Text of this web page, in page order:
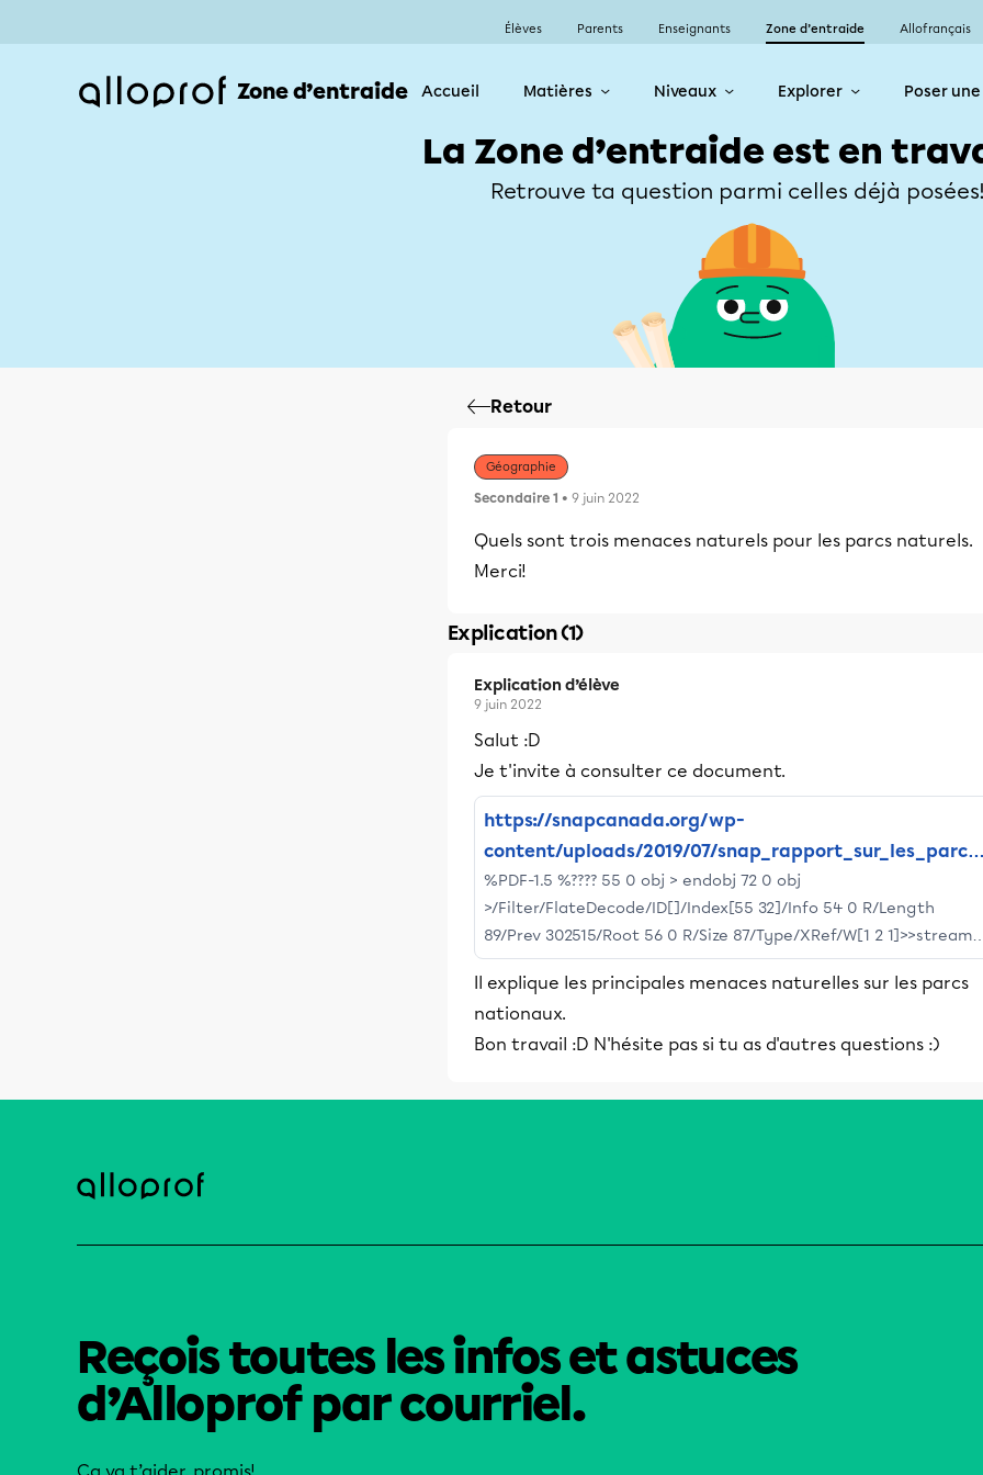
Élèves Parents Enseignants Zone d’entraide Allofrançais
Zone d’entraide Accueil Matières Niveaux Explorer Poser
La Zone d’entraide est en
Retrouve ta question parmi celles déjà
Retour
Géographie
Secondaire 1 • 9 juin 2022
Quels sont trois menaces naturels pour les parcs naturels.
Merci!
Explication (1)
Explication d’élève
9 juin 2022
Salut :D
Je t'invite à consulter ce document.
https://snapcanada.org/wp-
content/uploads/2019/07/
2012.pdf
%PDF-1.5 %???? 55 0 obj > endobj 72 0 obj
>/Filter/FlateDecode/ID[]/Index[55 32]/Info 54 0 R/Length
89/Prev 302515/Root 56 0 R/Size 87/Type/XRef/W[1 2 1]>>stream
h?bbd``b`?$A?} ?2 H?L\??r?Hp???.?N ??b??t?d?? ?u@?*?????????H.?q??
K?1 endstream endobj startxref 0 %%EOF 86 0 obj >stream h?
b```a``???? ???? ?? ?xs"P???栚?I?
Il explique les principales menaces naturelles sur les parcs
nationaux.
Bon travail :D N'hésite pas si tu as d'autres questions :)
Reçois toutes les infos et astuces
d’Alloprof par courriel.